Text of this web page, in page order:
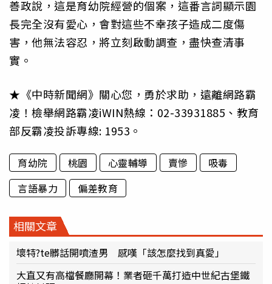
善政說，這是育幼院經營的個案，這番言詞顯示園
長完全沒有愛心，會對這些不幸孩子造成二度傷
害，他無法容忍，將立刻啟動調查，盡快查清事
實。
★《中時新聞網》關心您，勇於求助，遠離網路霸
凌！檢舉網路霸凌iWIN熱線：02-33931885、教育
部反霸凌投訴專線: 1953。
育幼院 桃園 心靈輔導 賣慘
吸毒
言語暴力
偏差教育
相關文章
壞特?te髒話開噴渣男 感嘆「該怎麼找到真愛」
大直又有高檔餐廳開幕！業者砸千萬打造中世紀古堡鐵